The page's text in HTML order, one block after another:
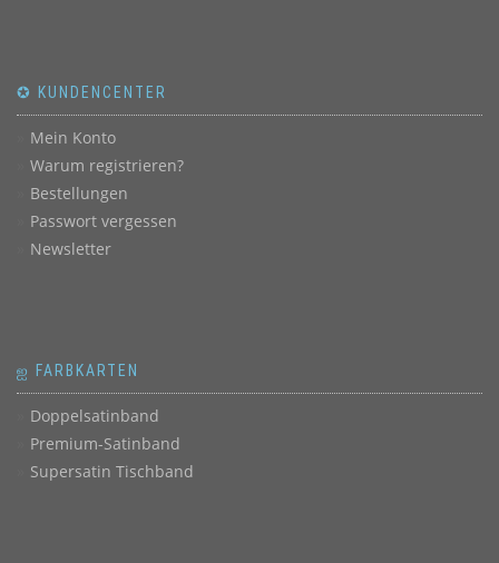
✪ KUNDENCENTER
Mein Konto
Warum registrieren?
Bestellungen
Passwort vergessen
Newsletter
ஐ FARBKARTEN
Doppelsatinband
Premium-Satinband
Supersatin Tischband